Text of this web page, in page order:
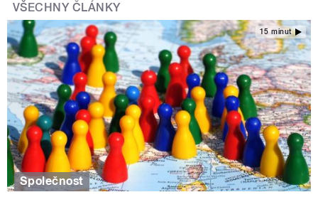
VŠECHNY ČLÁNKY
15 minut
Společnost